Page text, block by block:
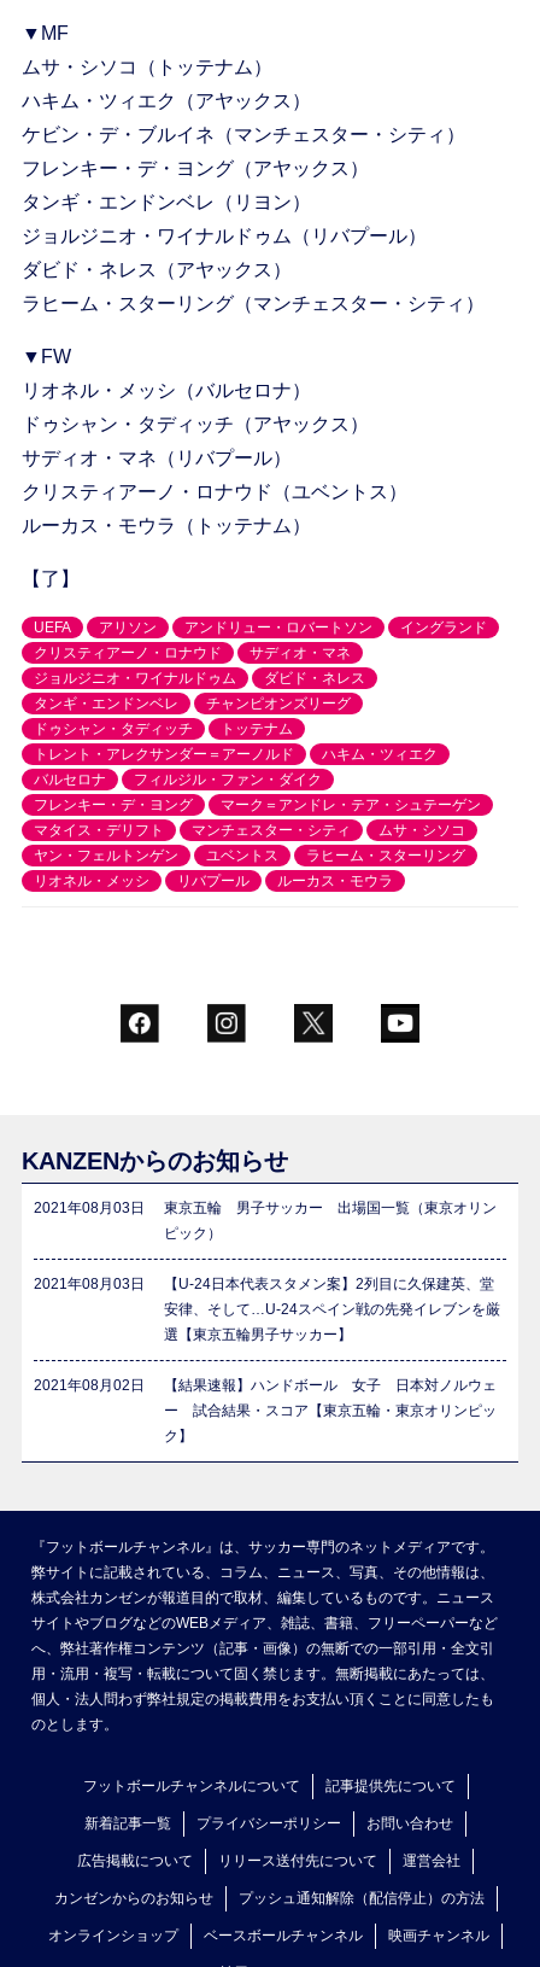
▼MF
ムサ・シソコ（トッテナム）
ハキム・ツィエク（アヤックス）
ケビン・デ・ブルイネ（マンチェスター・シティ）
フレンキー・デ・ヨング（アヤックス）
タンギ・エンドンベレ（リヨン）
ジョルジニオ・ワイナルドゥム（リバプール）
ダビド・ネレス（アヤックス）
ラヒーム・スターリング（マンチェスター・シティ）
▼FW
リオネル・メッシ（バルセロナ）
ドゥシャン・タディッチ（アヤックス）
サディオ・マネ（リバプール）
クリスティアーノ・ロナウド（ユベントス）
ルーカス・モウラ（トッテナム）
【了】
UEFA アリソン アンドリュー・ロバートソン
イングランド
クリスティアーノ・ロナウド
サディオ・マネ
ジョルジニオ・ワイナルドゥム
ダビド・ネレス
タンギ・エンドンベレ
チャンピオンズリーグ
ドゥシャン・タディッチ
トッテナム
トレント・アレクサンダー＝アーノルド
ハキム・ツィエク
バルセロナ
フィルジル・ファン・ダイク
フレンキー・デ・ヨング
マーク＝アンドレ・テア・シュテーゲン
マタイス・デリフト
マンチェスター・シティ
ムサ・シソコ
ヤン・フェルトンゲン
ユベントス
ラヒーム・スターリング
リオネル・メッシ
リバプール ルーカス・モウラ
KANZENからのお知らせ
2021年08月03日
東京五輪 男子サッカー 出場国一覧（東京オリン
ピック）
2021年08月03日
【U-24日本代表スタメン案】2列目に久保建英、堂
安律、そして…U-24スペイン戦の先発イレブンを厳
選【東京五輪男子サッカー】
2021年08月02日
【結果速報】ハンドボール 女子 日本対ノルウェ
ー 試合結果・スコア【東京五輪・東京オリンピッ
ク】
『フットボールチャンネル』は、サッカー専門のネットメディアです。
弊サイトに記載されている、コラム、ニュース、写真、その他情報は、
株式会社カンゼンが報道目的で取材、編集しているものです。ニュース
サイトやブログなどのWEBメディア、雑誌、書籍、フリーペーパーなど
へ、弊社著作権コンテンツ（記事・画像）の無断での一部引用・全文引
用・流用・複写・転載について固く禁じます。無断掲載にあたっては、
個人・法人問わず弊社規定の掲載費用をお支払い頂くことに同意したも
のとします。
フットボールチャンネルについて 記事提供先について
新着記事一覧 プライバシーポリシー お問い合わせ
広告掲載について リリース送付先について 運営会社
カンゼンからのお知らせ プッシュ通知解除（配信停止）の方法
オンラインショップ ベースボールチャンネル 映画チャンネル